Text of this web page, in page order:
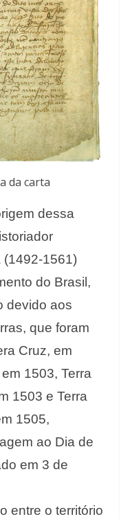
da carta
dessa
(1492-1561)
do Brasil,
devido aos
que foram
Cruz, em
1503, Terra
1503 e Terra
1505,
ao Dia de
em 3 de
entre o território